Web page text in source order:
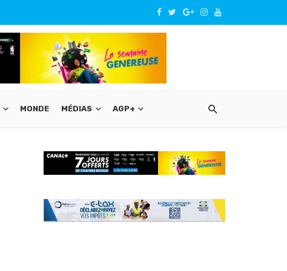
MONDE MÉDIAS AGP+